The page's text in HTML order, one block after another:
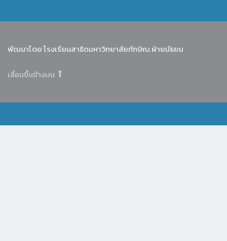
พัฒนาโดย โรงเรียนสาธิตมหาวิทยาลัยทักษิณ ฝ่ายมัธยม
เลื่อนขึ้นข้างบน